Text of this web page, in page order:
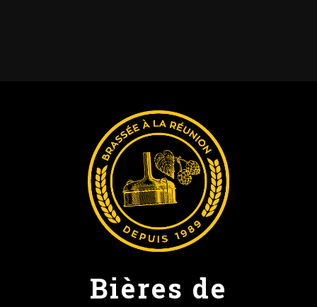
Bières de